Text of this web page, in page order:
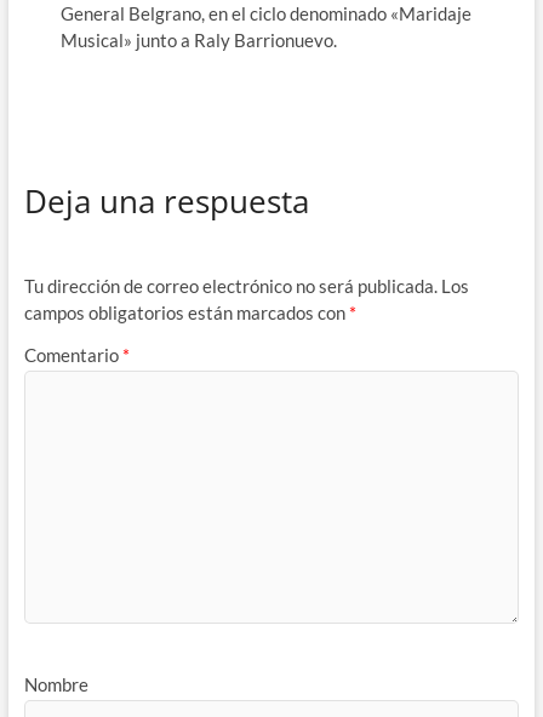
General Belgrano, en el ciclo denominado «Maridaje
Musical» junto a Raly Barrionuevo.
Deja una respuesta
Tu dirección de correo electrónico no será publicada. Los
campos obligatorios están marcados con *
Comentario *
Nombre